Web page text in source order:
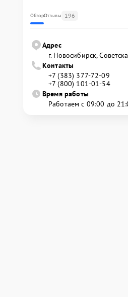
ОбзорОтзывы 196
Адрес
г. Новосибирск,
Контакты
+7 (383) 377-72-09
+7 (800) 101-01-54
Время работы
Работаем с 09:00 до